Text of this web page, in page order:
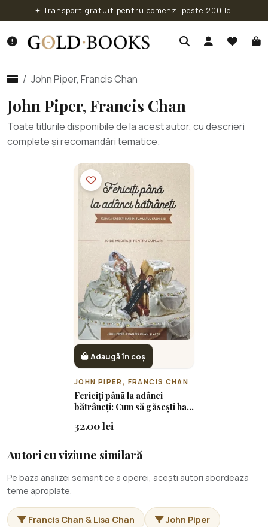
✦ Transport gratuit pentru comenzi peste 200 lei
John Piper, Francis Chan
John Piper, Francis Chan
Toate titlurile disponibile de la acest autor, cu descrieri
complete și recomandări tematice.
Adaugă în coș
JOHN PIPER, FRANCIS CHAN
Fericiți până la adânci
bătrâneți: Cum să găsești har
meditații pentru cupluri
32.00 lei
Autori cu viziune similară
Pe baza analizei semantice a operei, acești autori abordează
teme apropiate.
Francis Chan & Lisa Chan John Piper